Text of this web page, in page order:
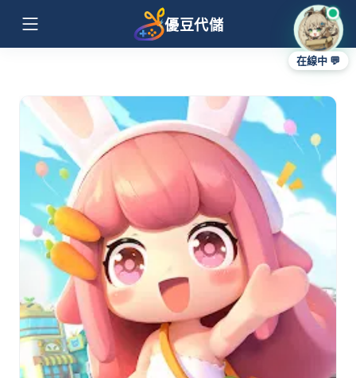
優豆代儲
在線中 💬